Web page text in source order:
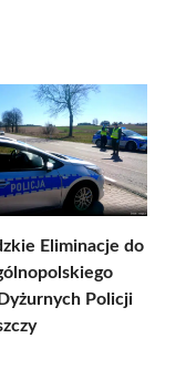
Eliminacje do
Policji